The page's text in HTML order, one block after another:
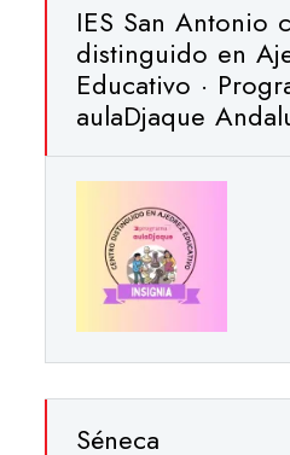
IES San Antonio
distinguido en
Educativo ·
aulaDjaque
Séneca